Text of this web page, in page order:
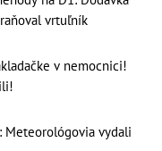
vrtuľník
v nemocnici!
Meteorológovia vydali